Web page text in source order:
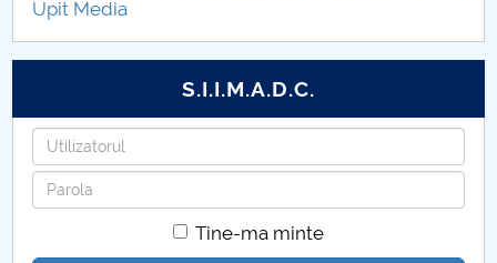
Upit Media
S.I.I.M.A.D.C.
Utilizatorul
Parola
Tine-ma minte